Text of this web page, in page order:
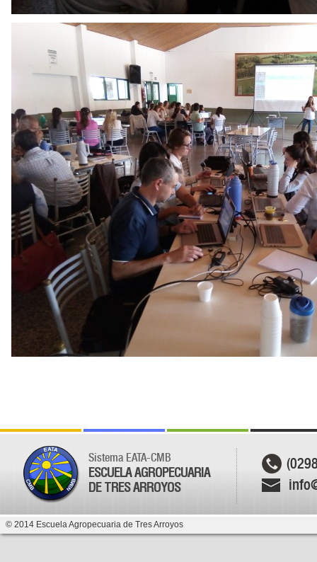
Sistema EATA-CMB
ESCUELA AGROPECUARIA
DE TRES ARROYOS
© 2014 Escuela Agropecuaria de Tres Arroyos